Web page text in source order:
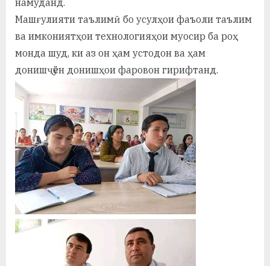
Машғулияти таълимӣ бо усулҳои фаъоли таълим
ва имкониятҳои технологияҳои муосир ба роҳ
монда шуд, ки аз он ҳам устодон ва ҳам
донишҷӯён донишҳои фаровон гирифтанд.